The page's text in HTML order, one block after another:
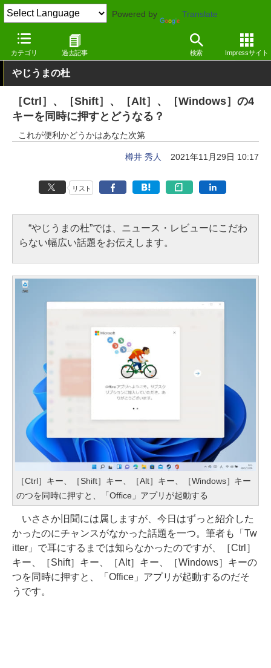
Powered by Translate
カテゴリ 過去記事 検索 Impressサイト
窓の杜 オフィス・ドキュメント Windows
やじうまの杜
［Ctrl］、［Shift］、［Alt］、［Windows］の4
キーを同時に押すとどうなる？
これが便利かどうかはあなた次第
樽井 秀人 2021年11月29日 10:17
リスト
“やじうまの杜”では、ニュース・レビューにこだわ
らない幅広い話題をお伝えします。
［Ctrl］キー、［Shift］キー、［Alt］キー、［Windows］キー
のつを同時に押すと、「Office」アプリが起動する
いささか旧聞には属しますが、今日はずっと紹介した
かったのにチャンスがなかった話題を一つ。筆者も「Tw
itter」で耳にするまでは知らなかったのですが、［Ctrl］
キー、［Shift］キー、［Alt］キー、［Windows］キーの
つを同時に押すと、「Office」アプリが起動するのだそ
うです。